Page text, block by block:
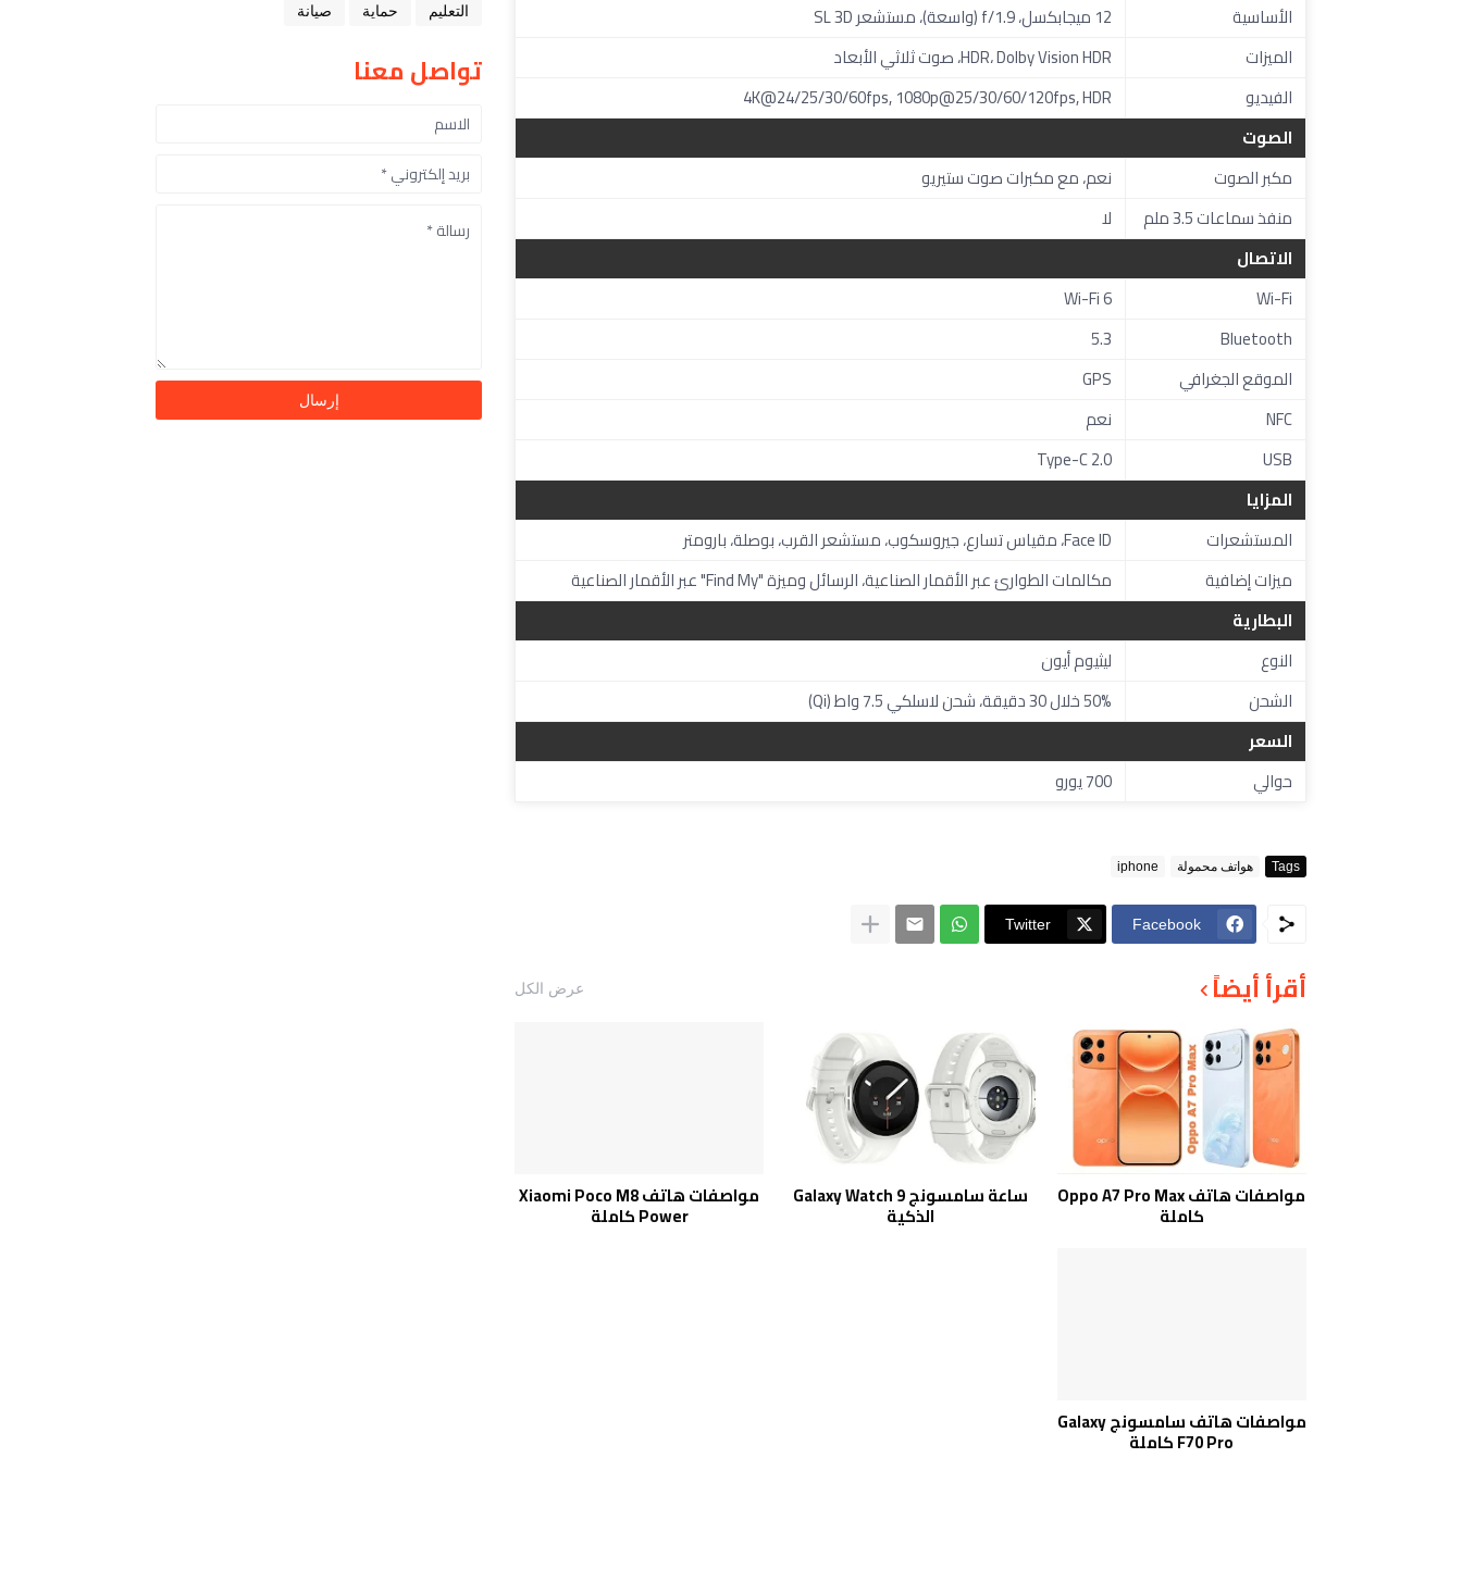
الأساسية
12 ميجابكسل، f/1.9 (واسعة)، مستشعر SL 3D
الميزات
HDR، Dolby Vision HDR، صوت ثلاثي الأبعاد
الفيديو
4K@24/25/30/60fps, 1080p@25/30/60/120fps, HDR
الصوت
مكبر الصوت
نعم، مع مكبرات صوت ستيريو
منفذ سماعات 3.5 ملم
لا
الاتصال
Wi-Fi
Wi-Fi 6
Bluetooth
5.3
الموقع الجغرافي
GPS
NFC
نعم
USB
Type-C 2.0
المزايا
المستشعرات
Face ID، مقياس تسارع، جيروسكوب، مستشعر القرب، بوصلة، بارومتر
ميزات إضافية
مكالمات الطوارئ عبر الأقمار الصناعية، الرسائل وميزة "Find My" عبر الأقمار الصناعية
البطارية
النوع
ليثيوم أيون
الشحن
50% خلال 30 دقيقة، شحن لاسلكي 7.5 واط (Qi)
السعر
حوالي
700 يورو
Tags هواتف محمولة iphone
Facebook
Twitter
أقرأ أيضاً عرض الكل
مواصفات هاتف Oppo A7 Pro Max
كاملة
ساعة سامسونج Galaxy Watch 9
الذكية
مواصفات هاتف Xiaomi Poco M8
Power كاملة
مواصفات هاتف سامسونج Galaxy
F70 Pro كاملة
التعليم
حماية صيانة
تواصل معنا